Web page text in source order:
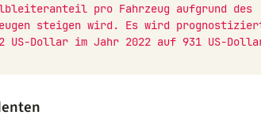
pro Fahrzeug aufgrund des
steigen wird. Es wird
Dollar im Jahr 2022 auf 931 US-